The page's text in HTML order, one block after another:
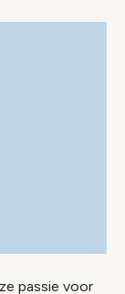
passie voor